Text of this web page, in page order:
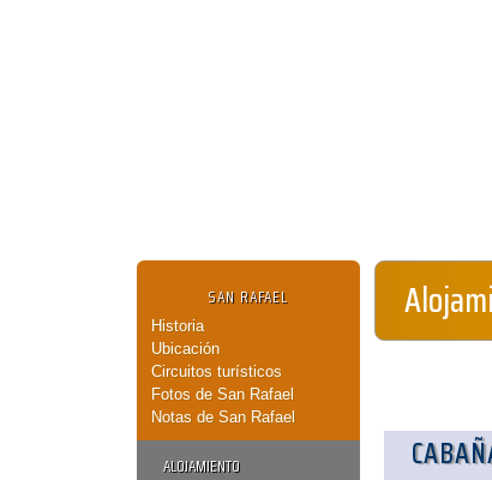
SAN RAFAEL
Historia
Ubicación
Circuitos turísticos
Fotos de San Rafael
Notas de San Rafael
ALOJAMIENTO